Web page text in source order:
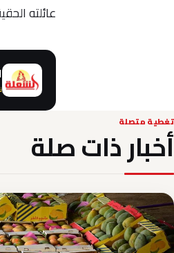
عائلته
تغطية متصلة
أخبار ذات صلة